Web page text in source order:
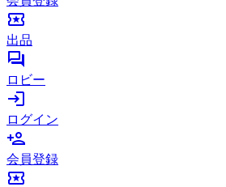
local_activity
出品
forum
ロビー
login
ログイン
person_add
会員登録
local_activity